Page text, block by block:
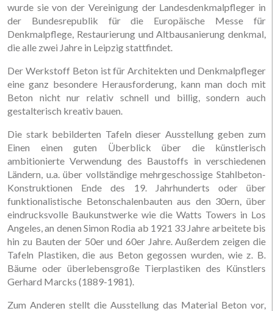
wurde sie von der Vereinigung der Landesdenkmalpfleger in
der Bundesrepublik für die Europäische Messe für
Denkmalpflege, Restaurierung und Altbausanierung denkmal,
die alle zwei Jahre in Leipzig stattfindet.
Der Werkstoff Beton ist für Architekten und Denkmalpfleger
eine ganz besondere Herausforderung, kann man doch mit
Beton nicht nur relativ schnell und billig, sondern auch
gestalterisch kreativ bauen.
Die stark bebilderten Tafeln dieser Ausstellung geben zum
Einen einen guten Überblick über die künstlerisch
ambitionierte Verwendung des Baustoffs in verschiedenen
Ländern, u.a. über vollständige mehrgeschossige Stahlbeton-
Konstruktionen Ende des 19. Jahrhunderts oder über
funktionalistische Betonschalenbauten aus den 30ern, über
eindrucksvolle Baukunstwerke wie die Watts Towers in Los
Angeles, an denen Simon Rodia ab 1921 33 Jahre arbeitete bis
hin zu Bauten der 50er und 60er Jahre. Außerdem zeigen die
Tafeln Plastiken, die aus Beton gegossen wurden, wie z. B.
Bäume oder überlebensgroße Tierplastiken des Künstlers
Gerhard Marcks (1889-1981).
Zum Anderen stellt die Ausstellung das Material Beton vor,